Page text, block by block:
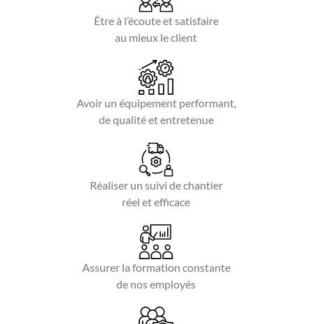
Être à l’écoute et satisfaire
au mieux le client
Avoir un équipement performant,
de qualité et entretenue
Réaliser un suivi de chantier
réel et efficace
Assurer la formation constante
de nos employés